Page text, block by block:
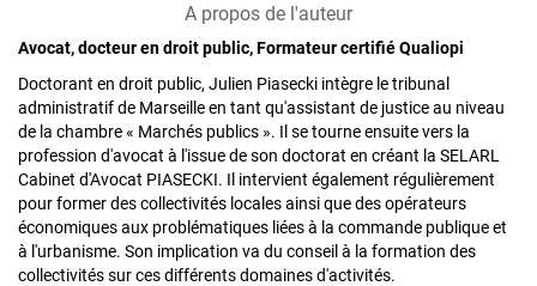
A propos de l'auteur
Avocat, docteur en droit public, Formateur certifié Qualiopi
Doctorant en droit public, Julien Piasecki intègre le tribunal
administratif de Marseille en tant qu'assistant de justice au niveau
de la chambre « Marchés publics ». Il se tourne ensuite vers la
profession d'avocat à l'issue de son doctorat en créant la SELARL
Cabinet d'Avocat PIASECKI. Il intervient également régulièrement
pour former des collectivités locales ainsi que des opérateurs
économiques aux problématiques liées à la commande publique et
à l'urbanisme. Son implication va du conseil à la formation des
collectivités sur ces différents domaines d'activités.